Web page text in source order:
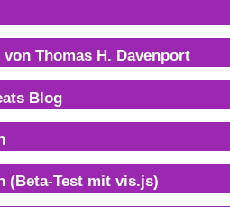
von Thomas H. Davenport
Blog
(Beta-Test mit vis.js)